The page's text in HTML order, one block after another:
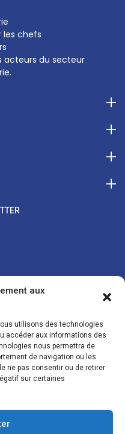
aux
utilisons des technologies
accéder aux informations des
nous permettra de
de navigation ou les
ne pas consentir ou de retirer
sur certaines
les chefs
acteurs du secteur
pour vous envoyer des
pouvez à tout moment
dans la lettre d'information.
Tous droits réservés - Réalisation :